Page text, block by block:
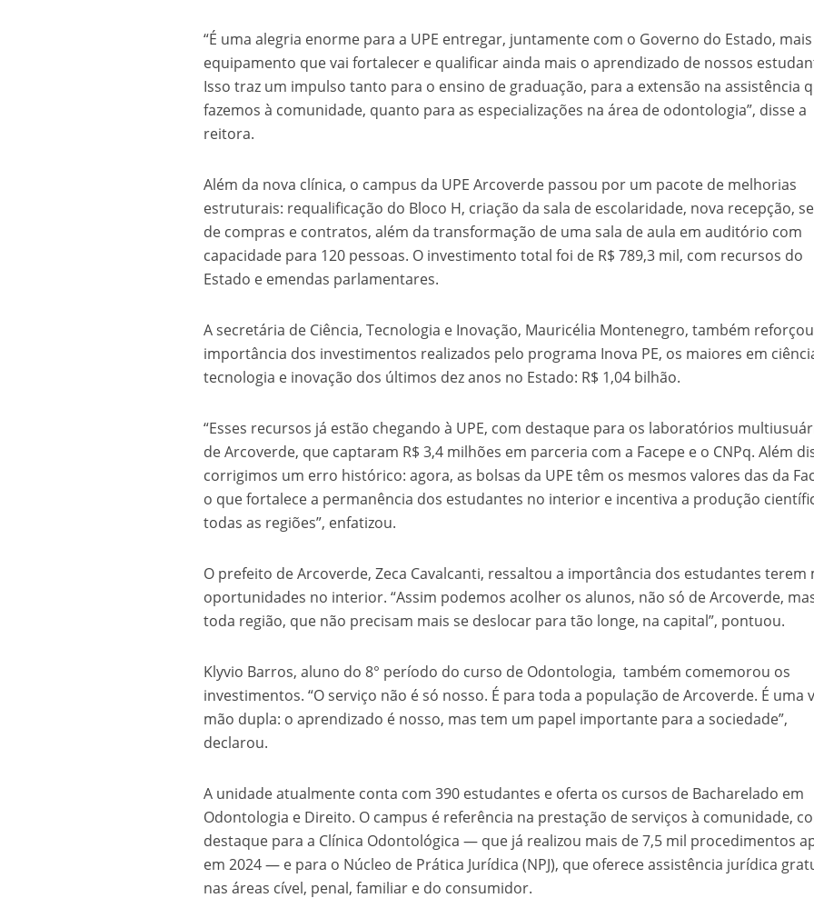
“É uma alegria enorme para a UPE entregar, juntamente com o Governo do Estado,
equipamento que vai fortalecer e qualificar ainda mais o aprendizado de nossos
Isso traz um impulso tanto para o ensino de graduação, para a extensão na assistência
fazemos à comunidade, quanto para as especializações na área de odontologia”, disse a
reitora.
Além da nova clínica, o campus da UPE Arcoverde passou por um pacote de melhorias
estruturais: requalificação do Bloco H, criação da sala de escolaridade, nova recepção,
de compras e contratos, além da transformação de uma sala de aula em auditório com
capacidade para 120 pessoas. O investimento total foi de R$ 789,3 mil, com recursos do
Estado e emendas parlamentares.
A secretária de Ciência, Tecnologia e Inovação, Mauricélia Montenegro, também
importância dos investimentos realizados pelo programa Inova PE, os maiores em
tecnologia e inovação dos últimos dez anos no Estado: R$ 1,04 bilhão.
“Esses recursos já estão chegando à UPE, com destaque para os laboratórios
de Arcoverde, que captaram R$ 3,4 milhões em parceria com a Facepe e o CNPq. Além
corrigimos um erro histórico: agora, as bolsas da UPE têm os mesmos valores das da
o que fortalece a permanência dos estudantes no interior e incentiva a produção
todas as regiões”, enfatizou.
O prefeito de Arcoverde, Zeca Cavalcanti, ressaltou a importância dos estudantes terem
oportunidades no interior. “Assim podemos acolher os alunos, não só de Arcoverde,
toda região, que não precisam mais se deslocar para tão longe, na capital”, pontuou.
Klyvio Barros, aluno do 8° período do curso de Odontologia, também comemorou os
investimentos. “O serviço não é só nosso. É para toda a população de Arcoverde. É uma
mão dupla: o aprendizado é nosso, mas tem um papel importante para a sociedade”,
declarou.
A unidade atualmente conta com 390 estudantes e oferta os cursos de Bacharelado em
Odontologia e Direito. O campus é referência na prestação de serviços à comunidade,
destaque para a Clínica Odontológica — que já realizou mais de 7,5 mil procedimentos
em 2024 — e para o Núcleo de Prática Jurídica (NPJ), que oferece assistência jurídica
nas áreas cível, penal, familiar e do consumidor.